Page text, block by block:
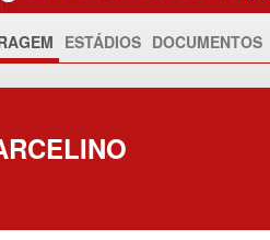
ESTÁDIOS DOCUMENTOS